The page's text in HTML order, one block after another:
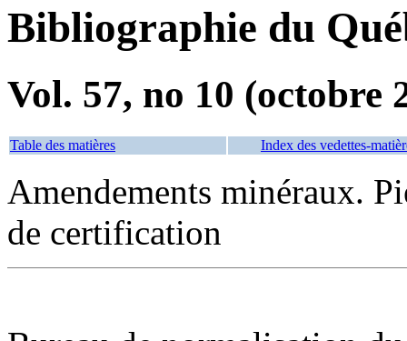
Bibliographie du
Vol. 57, no 10 (octobre
Table des matières Index des vedettes-
Amendements minéraux.
de certification